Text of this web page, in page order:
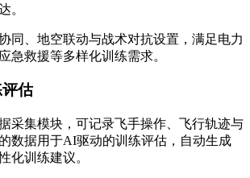
。
同、地空联动与战术对抗设置，满足电力
急救援等多样化训练需求。
估
采集模块，可记录飞手操作、飞行轨迹与
数据用于AI驱动的训练评估，自动生成
化训练建议。